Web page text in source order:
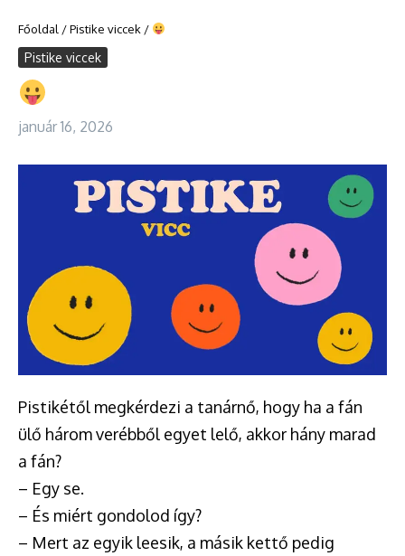
Főoldal /Pistike viccek /
Pistike viccek
január 16, 2026
Pistikétől megkérdezi a tanárnő, hogy ha a fán
ülő három verébből egyet lelő, akkor hány marad
a fán?
– Egy se.
– És miért gondolod így?
– Mert az egyik leesik, a másik kettő pedig